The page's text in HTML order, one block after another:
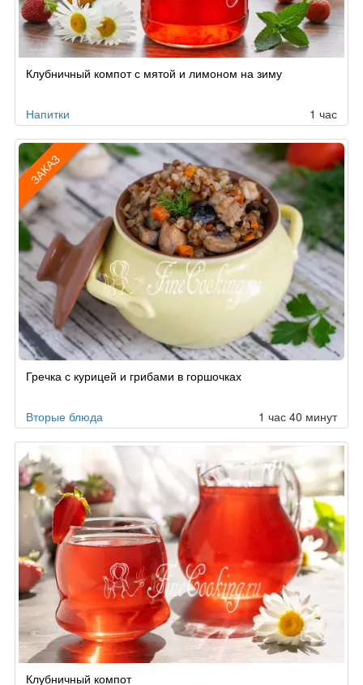
Клубничный компот с мятой и лимоном на зиму
Напитки 1 час
ЗАКАЗ
поГречка с курицей и грибами в горшочках
Вторые блюда 1 час 40 минут
Клубничный компот